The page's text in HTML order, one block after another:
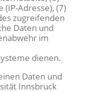
Adresse), (7)
zugreifenden
Daten und
im
dienen.
Daten und
Innsbruck